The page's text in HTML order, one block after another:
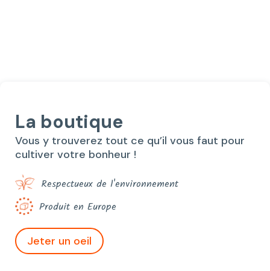
La boutique
Vous y trouverez tout ce qu’il vous faut pour
cultiver votre bonheur !
Respectueux de l'environnement
Produit en Europe
Jeter un oeil